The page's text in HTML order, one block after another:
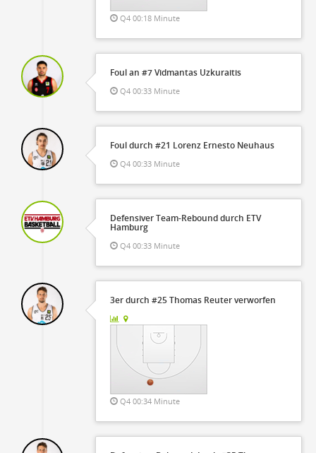
Q4 00:18 Minute
Foul an #7 Vidmantas Uzkuraitis
Q4 00:33 Minute
Foul durch #21 Lorenz Ernesto Neuhaus
Q4 00:33 Minute
Defensiver Team-Rebound durch ETV
Hamburg
Q4 00:33 Minute
3er durch #25 Thomas Reuter verworfen
Q4 00:34 Minute